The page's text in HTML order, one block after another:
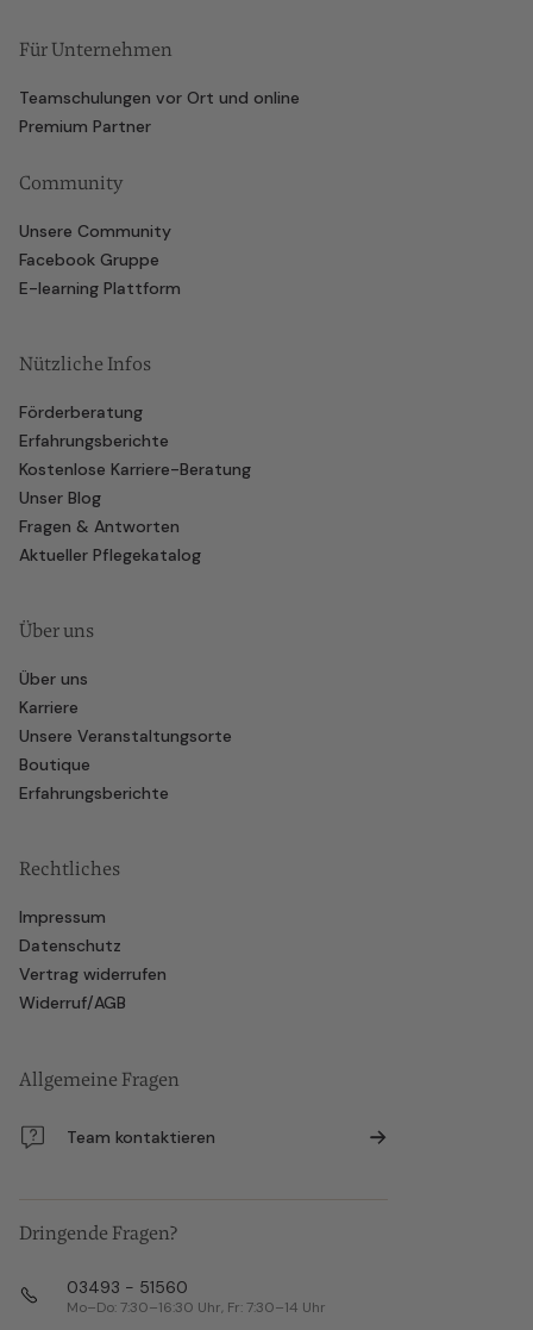
Für Unternehmen
Teamschulungen vor Ort und online
Premium Partner
Community
Unsere Community
Facebook Gruppe
E-learning Plattform
Nützliche Infos
Förderberatung
Erfahrungsberichte
Kostenlose Karriere-Beratung
Unser Blog
Fragen & Antworten
Aktueller Pflegekatalog
Über uns
Über uns
Karriere
Unsere Veranstaltungsorte
Boutique
Erfahrungsberichte
Rechtliches
Impressum
Datenschutz
Vertrag widerrufen
Widerruf/AGB
Allgemeine Fragen
Team kontaktieren
Dringende Fragen?
03493 - 51560
Mo–Do: 7:30–16:30 Uhr, Fr: 7:30–14 Uhr